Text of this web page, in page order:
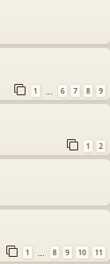
1 6 7 8 9
1 2
1 8 9 10 11